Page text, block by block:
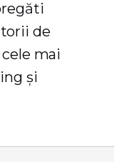
de
mai
și